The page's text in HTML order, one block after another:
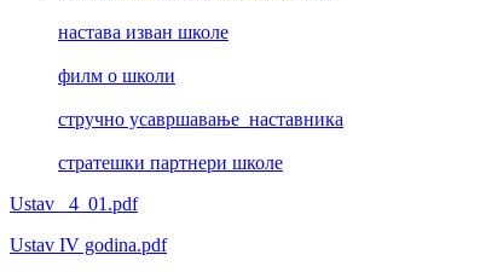
настава изван школе
филм о школи
стручно усавршавање наставника
стратешки партнери школе
Ustav _4_01.pdf
Ustav IV godina.pdf